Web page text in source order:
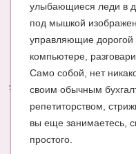
БЛОГИ
БЕРЕМЕННОСТЬ
Энциклопедия
МАМИНА БИБЛИОТЕКА
Имена. Святцы
улыбающиеся леди в
под мышкой
управляющие
компьютере,
Само собой, нет
своим обычным
репетиторством,
вы еще занимаетесь,
простого.